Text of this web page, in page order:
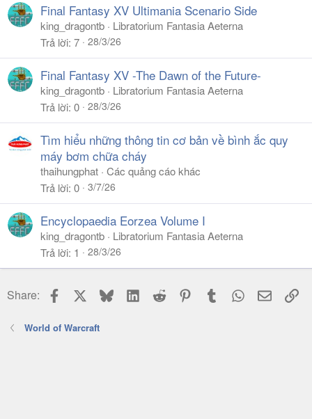
Final Fantasy XV Ultimania Scenario Side
king_dragontb
Libratorium Fantasia Aeterna
Trả lời 7 28/3/26
Final Fantasy XV -The Dawn of the Future-
king_dragontb
Libratorium Fantasia Aeterna
Trả lời 0 28/3/26
Tìm hiểu những thông tin cơ bản về bình ắc quy
máy bơm chữa cháy
thaihungphat Các quảng cáo khác
Trả lời 0 3/7/26
Encyclopaedia Eorzea Volume I
king_dragontb
Libratorium Fantasia Aeterna
Trả lời 1 28/3/26
Share: Facebook BlueskyLinkedIn
Reddit PinterestTumblr WhatsApp
Email
World of Warcraft